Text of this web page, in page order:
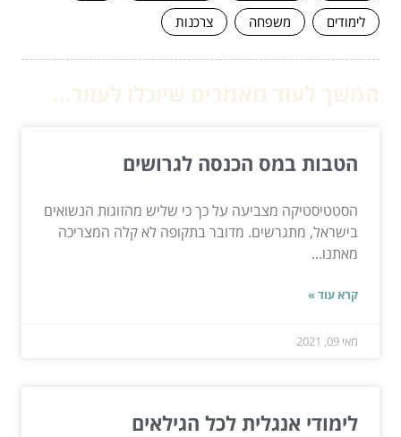
לימודים
משפחה צרכנות
הטבות במס הכנסה לגרושים
הסטטיסטיקה מצביעה על כך כי שליש מהזוגות הנשואים
בישראל, מתגרשים. מדובר בתקופה לא קלה המצריכה
מאתנו...
קרא עוד »
מאי 09, 2021
לימודי אנגלית לכל הגילאים